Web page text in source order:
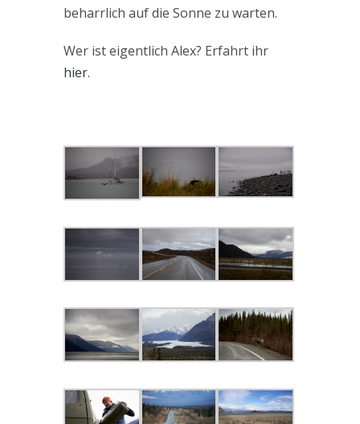
beharrlich auf die Sonne zu warten.
Wer ist eigentlich Alex? Erfahrt ihr
hier.